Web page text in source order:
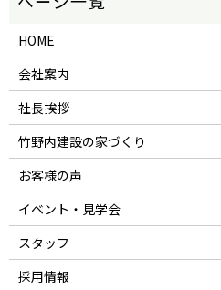
HOME
会社案内
社長挨拶
竹野内建設の家づくり
お客様の声
イベント・見学会
スタッフ
採用情報